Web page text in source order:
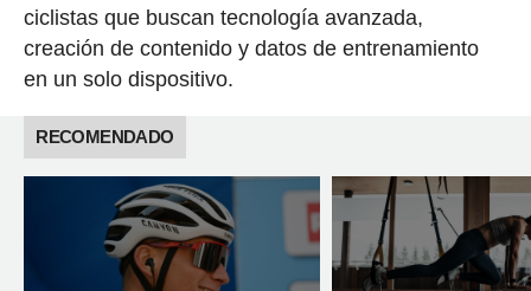
ciclistas que buscan tecnología avanzada,
creación de contenido y datos de entrenamiento
en un solo dispositivo.
RECOMENDADO